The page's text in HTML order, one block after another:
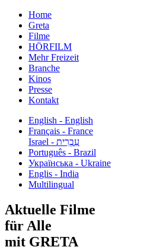
Home
Greta
Filme
HÖRFILM
Mehr Freizeit
Branche
Kinos
Presse
Kontakt
English - English
Français - France
עִבְרִית - Israel
Português - Brazil
Українська - Ukraine
Englis - India
Multilingual
Aktuelle Filme
für Alle
mit GRETA